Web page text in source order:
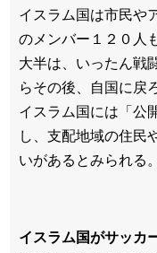
イスラム国は市民や
のメンバー１２０人
大半は、いったん戦
らその後、自国に戻
イスラム国には「公
し、支配地域の住民
いがあるとみられる
イスラム国がサッカ